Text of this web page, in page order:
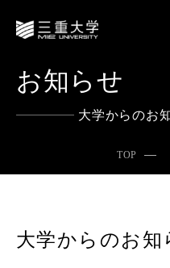
お知らせ
大学からのお
TOP
大学からのお知